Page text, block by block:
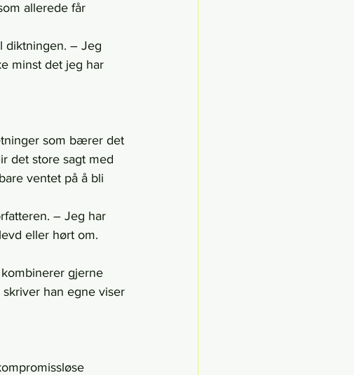
allerede får
– Jeg
minst det jeg har
som bærer det
det store sagt med
ventet på å bli
– Jeg har
eller hørt om.
gjerne
han egne viser